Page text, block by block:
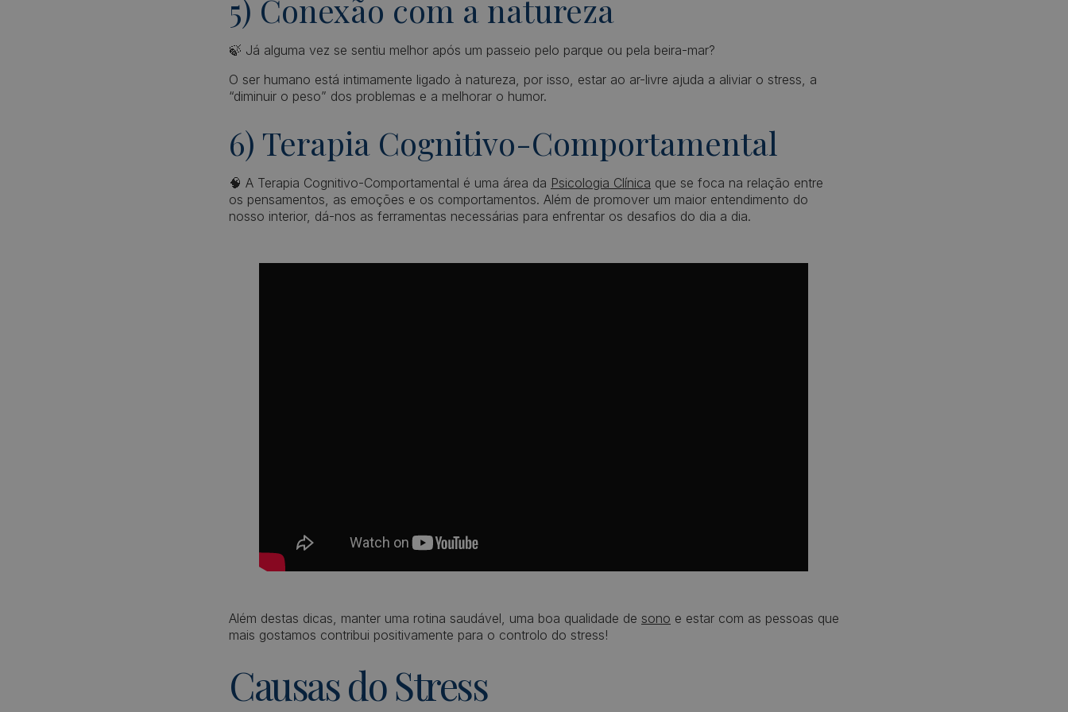
5) Conexão com a natureza
🍃 Já alguma vez se sentiu melhor após um passeio pelo parque ou pela beira-mar?
O ser humano está intimamente ligado à natureza, por isso, estar ao ar-livre ajuda a aliviar o stress, a
“diminuir o peso” dos problemas e a melhorar o humor.
6) Terapia Cognitivo-Comportamental
🧠 A Terapia Cognitivo-Comportamental é uma área da Psicologia Clínica que se foca na relação entre
os pensamentos, as emoções e os comportamentos. Além de promover um maior entendimento do
nosso interior, dá-nos as ferramentas necessárias para enfrentar os desafios do dia a dia.
Além destas dicas, manter uma rotina saudável, uma boa qualidade de sono e estar com as pessoas que
mais gostamos contribui positivamente para o controlo do stress!
Causas do Stress